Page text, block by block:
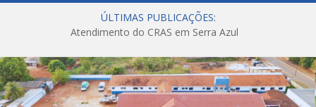
ÚLTIMAS PUBLICAÇÕES:
Atendimento do CRAS em Serra Azul